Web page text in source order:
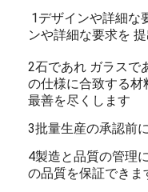
1デザインや詳細な
ンや詳細な要求を
2石であれ ガラスで
の仕様に合致する材
最善を尽くします
3批量生産の承認前
4製造と品質の管理
の品質を保証できま